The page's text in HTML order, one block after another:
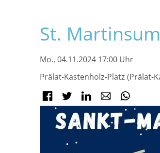
St.
Mo., 04.11.2024 17:00 Uhr
Prälat-Kastenholz-Platz (Prälat-
Facebook
Twitter LinkedInE-mail